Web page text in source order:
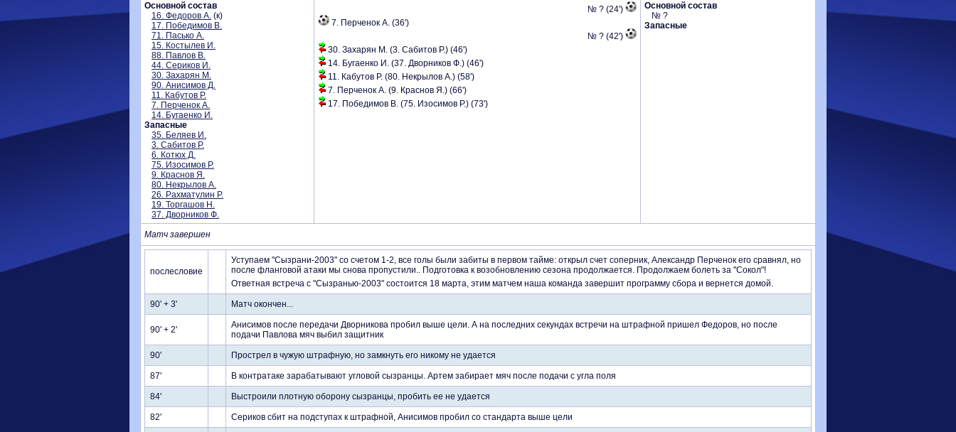
Основной состав
16. Федоров А. (к)
17. Победимов В.
71. Пасько А.
15. Костылев И.
88. Павлов В.
44. Сериков И.
30. Захарян М.
90. Анисимов Д.
11. Кабутов Р.
7. Перченок А.
14. Бугаенко И.
Запасные
35. Беляев И.
3. Сабитов Р.
6. Котюх Д.
75. Изосимов Р.
9. Краснов Я.
80. Некрылов А.
26. Рахматулин Р.
19. Торгашов Н.
37. Дворников Ф.
№ ? (24')
7. Перченок А. (36')
№ ? (42')
30. Захарян М. (3. Сабитов Р.) (46')
14. Бугаенко И. (37. Дворников Ф.) (46')
11. Кабутов Р. (80. Некрылов А.) (58')
7. Перченок А. (9. Краснов Я.) (66')
17. Победимов В. (75. Изосимов Р.) (73')
Основной состав
№ ?
Запасные
Матч завершен
послесловие
Уступаем "Сызрани-2003" со счетом 1-2, все голы были забиты в первом тайме: открыл счет соперник, Александр Перченок его сравнял, но
после фланговой атаки мы снова пропустили.. Подготовка к возобновлению сезона продолжается. Продолжаем болеть за "Сокол"!
Ответная встреча с "Сызранью-2003" состоится 18 марта, этим матчем наша команда завершит программу сбора и вернется домой.
90' + 3' Матч окончен...
90' + 2'
Анисимов после передачи Дворникова пробил выше цели. А на последних секундах встречи на штрафной пришел Федоров, но после
подачи Павлова мяч выбил защитник
90' Прострел в чужую штрафную, но замкнуть его никому не удается
87' В контратаке зарабатывают угловой сызранцы. Артем забирает мяч после подачи с угла поля
84' Выстроили плотную оборону сызранцы, пробить ее не удается
82' Сериков сбит на подступах к штрафной, Анисимов пробил со стандарта выше цели